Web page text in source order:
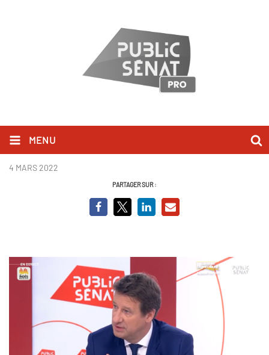
MENU
Capture Yannick Jadot BCVO.PNG
4 MARS 2022
PARTAGER SUR :